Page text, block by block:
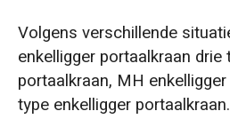
Volgens verschillende
enkelligger portaalkraan drie
portaalkraan, MH
type enkelligger portaalkraan.